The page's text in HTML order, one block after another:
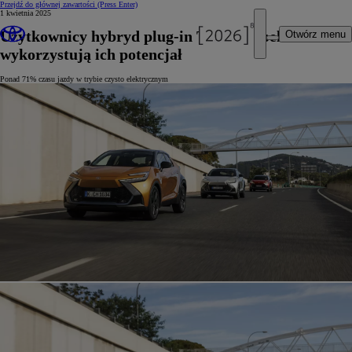
Przejdź do głównej zawartości (Press Enter)
Otwórz menu
1 kwietnia 2025
Użytkownicy hybryd plug-in Toyoty w pełni
wykorzystują ich potencjał
Ponad 71% czasu jazdy w trybie czysto elektrycznym